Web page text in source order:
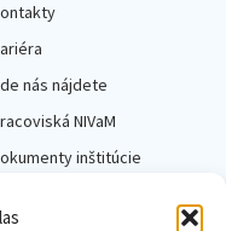
nás nájdete
NIVaM
inštitúcie